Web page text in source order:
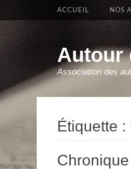
Autour
Association des
Premier
Aller
ACCUEIL NOS
Étiquette :